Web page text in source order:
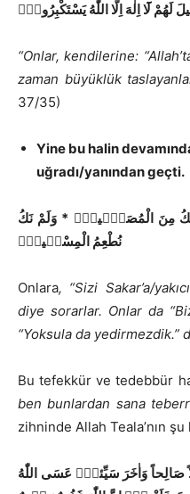
لَهُمْ لَٓا اِلٰهَ اِلَّا اللّٰهُ يَسْتَكْبِرُونَۙ
“Onlar, kendilerine:
zaman büyüklük
37/35)
Yine bu halin
uğradı/yanından geçti.
نَكُ مِنَ الْمُصَلّ۪ينَۙ * وَلَمْ نَكُ
نُطْعِمُ الْمِسْك۪ينَۙ
Onlara, “Sizi Sakar’a/
diye sorarlar. Onlar da
“Yoksula da yedirmezdik.”
Bu tefekkür ve tedebbür
ben bunlardan sana
zihninde Allah Teala’nın
صَالِحاً وَاٰخَرَ سَيِّئاًۜ عَسَى اللّٰهُ